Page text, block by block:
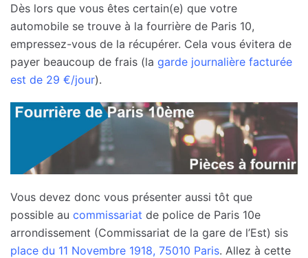
Dès lors que vous êtes certain(e) que votre
automobile se trouve à la fourrière de Paris 10,
empressez-vous de la récupérer. Cela vous évitera de
payer beaucoup de frais (la garde journalière facturée
est de 29 €/jour).
Vous devez donc vous présenter aussi tôt que
possible au commissariat de police de Paris 10e
arrondissement (Commissariat de la gare de l’Est) sis
place du 11 Novembre 1918, 75010 Paris. Allez à cette